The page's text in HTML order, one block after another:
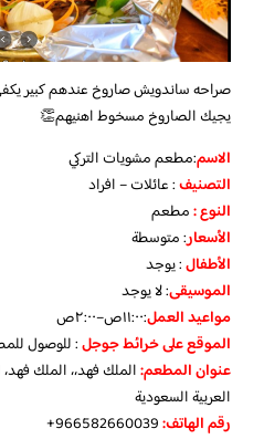
صراحه ساندويش صاروخ عندهم كبير
يجيك الصاروخ مسخوط اهنيهم👏
الاسم:مطعم مشويات التركي
التصنيف: عائلات – افراد
النوع :مطعم
الأسعار:متوسطة
الأطفال:يوجد
الموسيقى:لا يوجد
مواعيد العمل:١١:٠٠ص–٢:٠٠ص
الموقع على خرائط جوجل: للوصول
عنوان المطعم:
العربية السعودية
رقم الهاتف: